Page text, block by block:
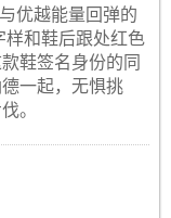
优越能量回弹的
样和鞋后跟处红色
鞋签名身份的同
一起，无惧挑
。